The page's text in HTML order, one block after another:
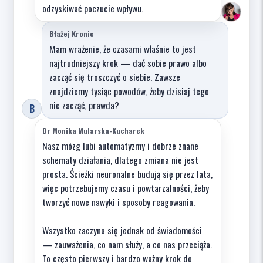
odzyskiwać poczucie wpływu.
B
Błażej Kronic
Mam wrażenie, że czasami właśnie to jest
najtrudniejszy krok — dać sobie prawo albo
zacząć się troszczyć o siebie. Zawsze
znajdziemy tysiąc powodów, żeby dzisiaj tego
nie zacząć, prawda?
Dr Monika Mularska-Kucharek
Nasz mózg lubi automatyzmy i dobrze znane
schematy działania, dlatego zmiana nie jest
prosta. Ścieżki neuronalne budują się przez lata,
więc potrzebujemy czasu i powtarzalności, żeby
tworzyć nowe nawyki i sposoby reagowania.
Wszystko zaczyna się jednak od świadomości
— zauważenia, co nam służy, a co nas przeciąża.
To często pierwszy i bardzo ważny krok do